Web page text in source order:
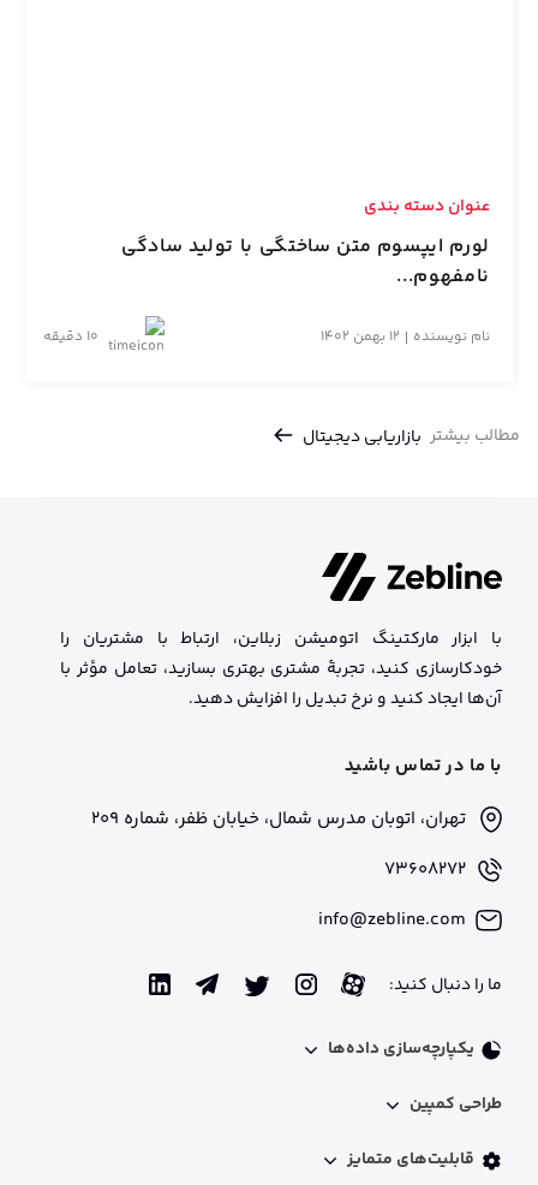
عنوان دسته بندی
لورم ایپسوم متن ساختگی با تولید سادگی
نامفهوم...
نام نویسنده 12 بهمن 1402
مطالب بیشتر بازاریابی دیجیتال
با ابزار مارکتینگ اتومیشن زبلاین، ارتباط با مشتریان را
خودکارسازی کنید، تجربهٔ مشتری بهتری بسازید، تعامل مؤثر با
آن‌ها ایجاد کنید و نرخ تبدیل را افزایش دهید.
با ما در تماس باشید
تهران، اتوبان مدرس شمال، خیابان ظفر، شماره 209
73608272
info@zebline.com
ما را دنبال کنید:
یکپارچه‌سازی داده‌ها
مدیریت لیدها​
طراحی کمپین
استخر کد تخفیف
قابلیت‌های متمایز